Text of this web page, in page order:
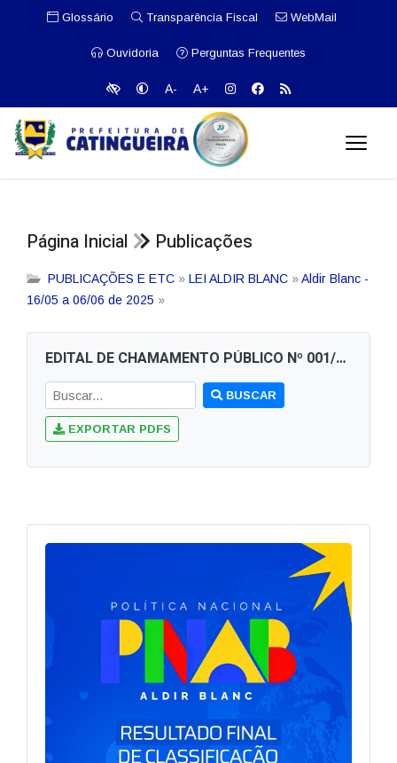
Glossário Transparência Fiscal WebMail
Ouvidoria Perguntas Frequentes
A- A+
Página Inicial Publicações
PUBLICAÇÕES E ETC » LEI ALDIR BLANC »Aldir Blanc -
16/05 a 06/06 de 2025 »
EDITAL DE CHAMAMENTO PÚBLICO Nº 001/2025 PARA CONCESSÃO DE PRÊMIO DE PRODUÇÃO CULTURAL
BUSCAR
EXPORTAR PDFS